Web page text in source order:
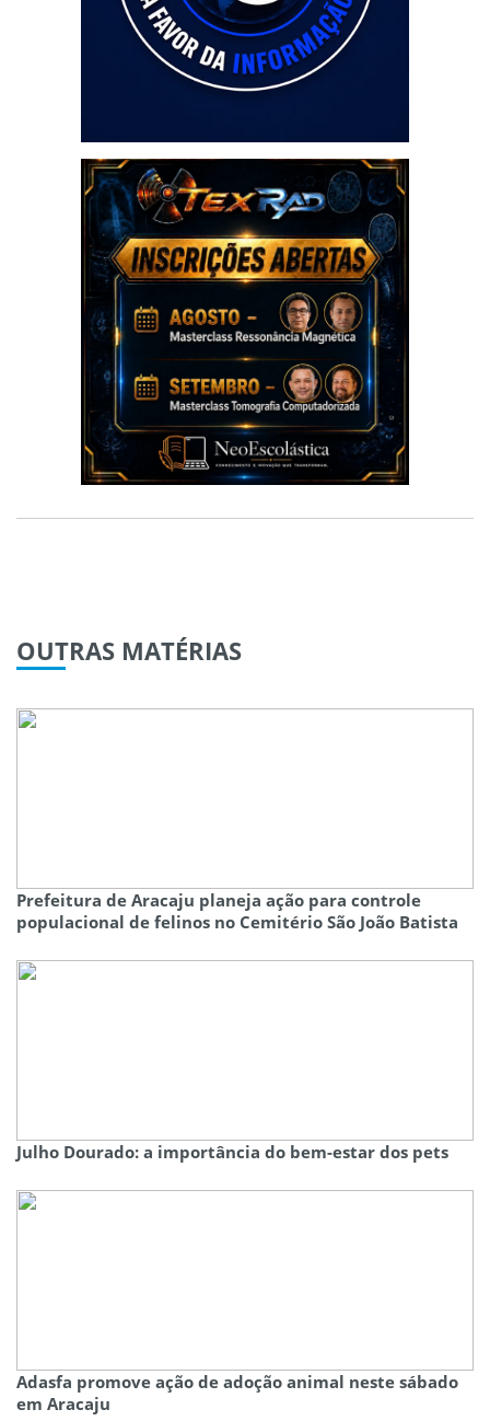
OUTRAS MATÉRIAS
Prefeitura de Aracaju planeja ação para controle
populacional de felinos no Cemitério São João Batista
Julho Dourado: a importância do bem-estar dos pets
Adasfa promove ação de adoção animal neste sábado
em Aracaju